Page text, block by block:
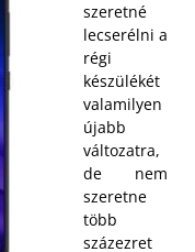
szeretné
lecserélni a
régi
készülékét
valamilyen
újabb
változatra,
de nem
szeretne
több
százezret